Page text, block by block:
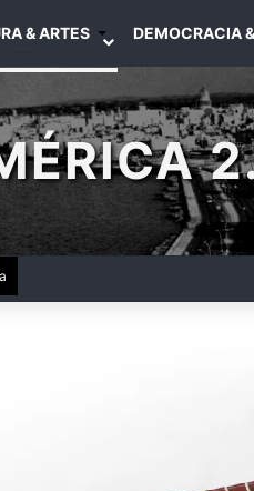
& ARTES DEMOCRACIA